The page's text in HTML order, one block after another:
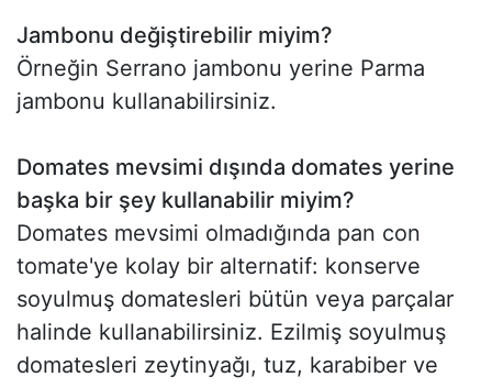
Jambonu değiştirebilir miyim?
Örneğin Serrano jambonu yerine Parma
jambonu kullanabilirsiniz.
Domates mevsimi dışında domates yerine
başka bir şey kullanabilir miyim?
Domates mevsimi olmadığında pan con
tomate'ye kolay bir alternatif: konserve
soyulmuş domatesleri bütün veya parçalar
halinde kullanabilirsiniz. Ezilmiş soyulmuş
domatesleri zeytinyağı, tuz, karabiber ve